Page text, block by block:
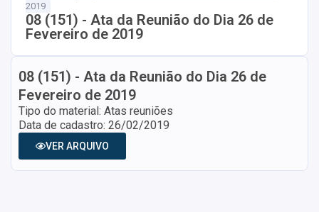
2019
08 (151) - Ata da Reunião do Dia 26 de
Fevereiro de 2019
08 (151) - Ata da Reunião do Dia 26 de
Fevereiro de 2019
Tipo do material: Atas reuniões
Data de cadastro: 26/02/2019
VER ARQUIVO